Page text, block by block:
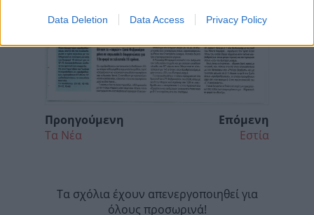
Data Deletion Data Access Privacy Policy
Προηγούμενη
Τα Νέα
Επόμενη
Εστία
Τα σχόλια έχουν απενεργοποιηθεί για
όλους προσωρινά!